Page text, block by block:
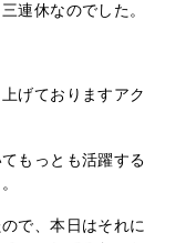
連休なのでした。
げておりますアク
もっとも活躍する
で、本日はそれに